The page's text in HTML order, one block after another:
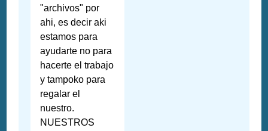
"archivos" por
ahi, es decir aki
estamos para
ayudarte no para
hacerte el trabajo
y tampoko para
regalar el
nuestro.
NUESTROS